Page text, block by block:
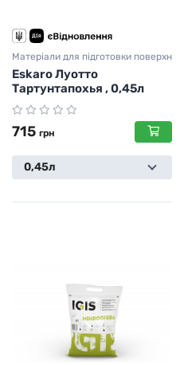
Матеріали для підготовки поверхні
Eskaro Луотто
Тартунтапохья , 0,45л
715 грн
0,45л